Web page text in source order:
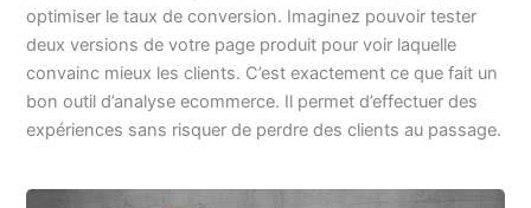
optimiser le taux de conversion. Imaginez pouvoir tester
deux versions de votre page produit pour voir laquelle
convainc mieux les clients. C’est exactement ce que fait un
bon outil d’analyse ecommerce. Il permet d’effectuer des
expériences sans risquer de perdre des clients au passage.